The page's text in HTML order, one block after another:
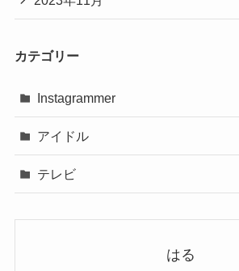
カテゴリー
Instagrammer
アイドル
テレビ
はる